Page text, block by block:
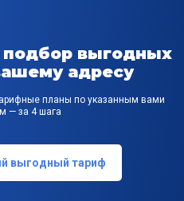
выгодных
адресу
планы по указанным вами
— за 4 шага
выгодный тариф